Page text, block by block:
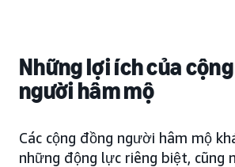
Những lợi ích của
người hâm mộ
Các cộng đồng người hâm mộ
những động lực riêng biệt, cũng